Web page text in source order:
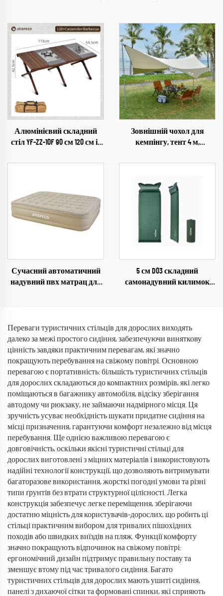
Алюмінієвий складний
стіл YF-ZZ-10F 90 см 120 см із
Зовнішній чохол для
кемпінгу, тент 4 м,
водонепроникний,
із сталевими стійками
Сучасний автоматичний
надувний пвх матрац для
використання на свіжому
повітрі, у вітальні або
парку
5 см D03 складний
самонадувний килимок
парку
Переваги туристичних стільців для дорослих виходять
далеко за межі простого сидіння, забезпечуючи виняткову
цінність завдяки практичним перевагам, які значно
покращують перебування на свіжому повітрі. Основною
перевагою є портативність: більшість туристичних стільців
для дорослих складаються до компактних розмірів, які легко
поміщаються в багажнику автомобіля, відсіку зберігання
автодому чи рюкзаку, не займаючи надмірного місця. Ця
зручність усуває необхідність шукати придатне сидіння на
місці призначення, гарантуючи комфорт незалежно від місця
перебування. Ще однією важливою перевагою є
довговічність, оскільки якісні туристичні стільці для
дорослих виготовлені з міцних матеріалів і використовують
надійні технології конструкції, що дозволяють витримувати
багаторазове використання, жорсткі погодні умови та різні
типи ґрунтів без втрати структурної цілісності. Легка
конструкція забезпечує легке переміщення, зберігаючи
достатню міцність для користувачів-дорослих, що робить ці
стільці практичним вибором для тривалих пішохідних
походів або швидких виїздів на пляж. Функції комфорту
значно покращують відпочинок на свіжому повітрі:
ергономічний дизайн підтримує правильну поставу та
зменшує втому під час тривалого сидіння. Багато
туристичних стільців для дорослих мають ушиті сидіння,
панелі з дихаючої сітки та формовані спинки, які сприяють